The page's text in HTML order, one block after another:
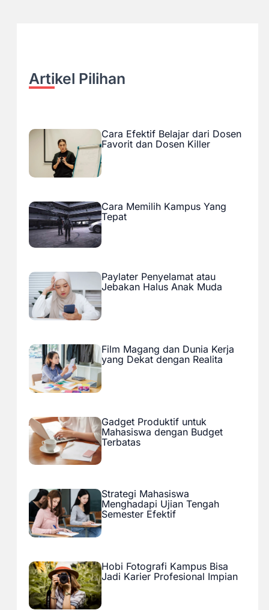
Artikel Pilihan
Cara Efektif Belajar dari Dosen
Favorit dan Dosen Killer
Cara Memilih Kampus Yang
Tepat
Paylater Penyelamat atau
Jebakan Halus Anak Muda
Film Magang dan Dunia Kerja
yang Dekat dengan Realita
Gadget Produktif untuk
Mahasiswa dengan Budget
Terbatas
Strategi Mahasiswa
Menghadapi Ujian Tengah
Semester Efektif
Hobi Fotografi Kampus Bisa
Jadi Karier Profesional Impian